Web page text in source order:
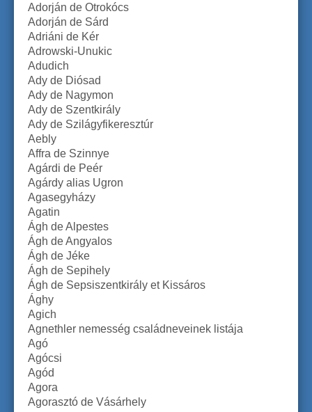
Adorján de Otrokócs
Adorján de Sárd
Adriáni de Kér
Adrowski-Unukic
Adudich
Ady de Diósad
Ady de Nagymon
Ady de Szentkirály
Ady de Szilágyfikeresztúr
Aebly
Affra de Szinnye
Agárdi de Peér
Agárdy alias Ugron
Agasegyházy
Agatin
Ágh de Alpestes
Ágh de Angyalos
Ágh de Jéke
Ágh de Sepihely
Ágh de Sepsiszentkirály et Kissáros
Ághy
Agich
Agnethler nemesség családneveinek listája
Agó
Agócsi
Agód
Agora
Agorasztó de Vásárhely